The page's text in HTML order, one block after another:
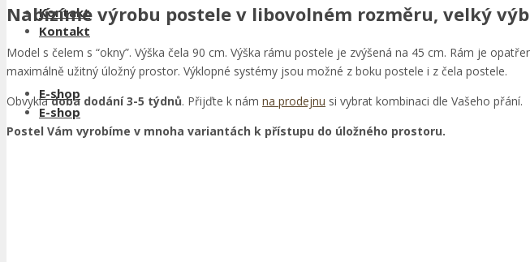
Kontakt
E-shop
Kontakt
E-shop
Nabízíme výrobu postele v libovolném rozměru, velký
Model s čelem s “okny”. Výška čela 90 cm. Výška rámu postele je zvýšená na 45 cm. Rám je
maximálně užitný úložný prostor. Výklopné systémy jsou možné z boku postele i z čela postele.
Obvykládoba dodání 3-5 týdnů. Přijďte k nám na prodejnu si vybrat kombinaci dle Vašeho přání.
Postel Vám vyrobíme v mnoha variantách k přístupu do úložného prostoru.